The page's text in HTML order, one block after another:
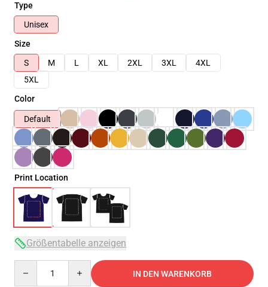
Type
Unisex
Size
S
M L XL 2XL 3XL
4XL
5XL
Color
Default
Print Location
Größentabelle anzeigen
IN DEN WARENKORB